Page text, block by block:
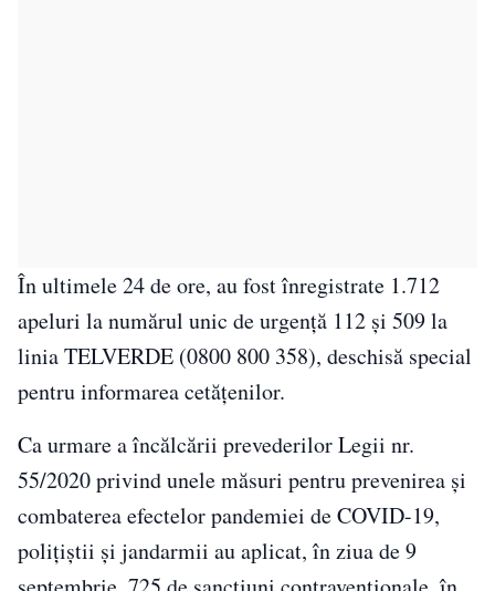
În ultimele 24 de ore, au fost înregistrate 1.712
apeluri la numărul unic de urgență 112 și 509 la
linia TELVERDE (0800 800 358), deschisă special
pentru informarea cetățenilor.
Ca urmare a încălcării prevederilor Legii nr.
55/2020 privind unele măsuri pentru prevenirea și
combaterea efectelor pandemiei de COVID-19,
polițiștii și jandarmii au aplicat, în ziua de 9